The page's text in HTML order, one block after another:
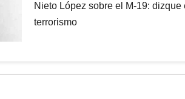
Nieto López sobre el M-19: dizque
terrorismo